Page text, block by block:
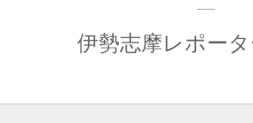
伊勢志摩レポー